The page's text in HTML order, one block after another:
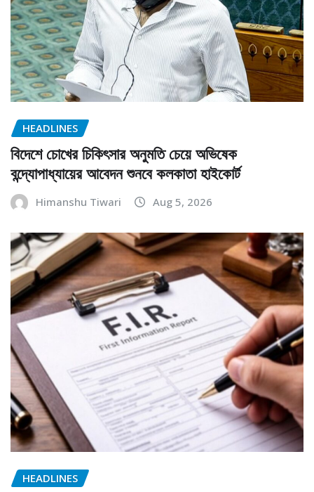
HEADLINES
বিদেশে চোখের চিকিৎসার অনুমতি চেয়ে অভিষেক
বন্দ্যোপাধ্যায়ের আবেদন শুনবে কলকাতা হাইকোর্ট
Himanshu Tiwari Aug 5, 2026
HEADLINES